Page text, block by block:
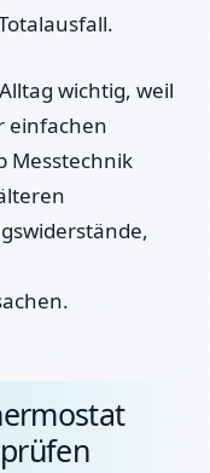
wichtig, weil
einfachen
Messtechnik